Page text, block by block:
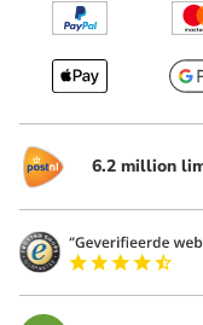
6.2 million